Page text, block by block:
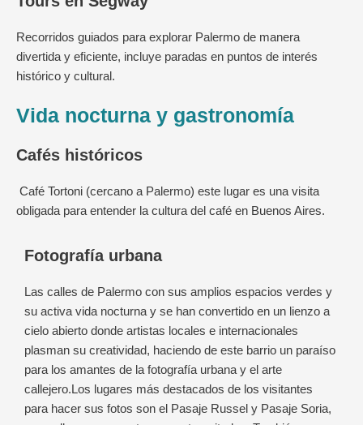
Recorridos guiados para explorar Palermo de manera
divertida y eficiente, incluye paradas en puntos de interés
histórico y cultural.
Vida nocturna y gastronomía
Cafés históricos
Café Tortoni (cercano a Palermo) este lugar es una visita
obligada para entender la cultura del café en Buenos Aires.
Fotografía urbana
Las calles de Palermo con sus amplios espacios verdes y
su activa vida nocturna y se han convertido en un lienzo a
cielo abierto donde artistas locales e internacionales
plasman su creatividad, haciendo de este barrio un paraíso
para los amantes de la fotografía urbana y el arte
callejero. Los lugares más destacados de los visitantes
para hacer sus fotos son el Pasaje Russel y Pasaje Soria,